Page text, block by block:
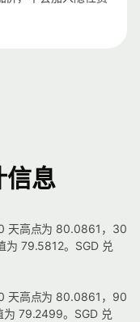
信息
天高点为 80.0861，30
79.5812。SGD 兑
天高点为 80.0861，90
79.2499。SGD 兑